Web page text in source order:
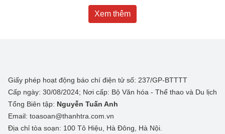
Xem thêm
Giấy phép hoạt động báo chí điện tử số: 237/GP-BTTTT
Cấp ngày: 30/08/2024; Nơi cấp: Bộ Văn hóa - Thể thao và Du lịch
Tổng Biên tập: Nguyễn Tuấn Anh
Email: toasoan@thanhtra.com.vn
Địa chỉ tòa soạn: 100 Tô Hiệu, Hà Đông, Hà Nội.